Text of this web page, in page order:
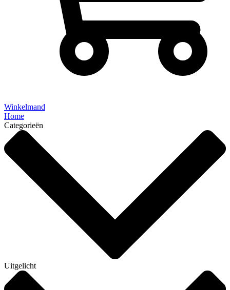
Winkelmand
Home
Categorieën
Uitgelicht